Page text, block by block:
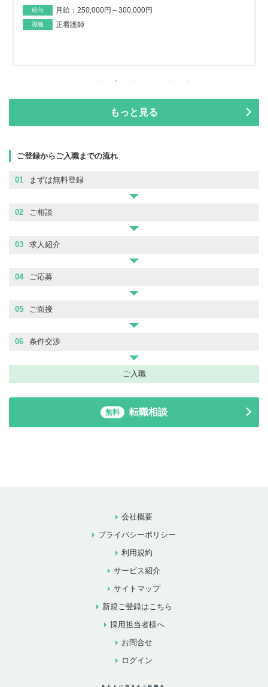
給与 月給：250,000円～300,000円
職種 正看護師
もっと見る
ご登録からご入職までの流れ
01 まずは無料登録
02 ご相談
03 求人紹介
04 ご応募
05 ご面接
06 条件交渉
ご入職
無料 転職相談
会社概要
プライバシーポリシー
利用規約
サービス紹介
サイトマップ
新規ご登録はこちら
採用担当者様へ
お問合せ
ログイン